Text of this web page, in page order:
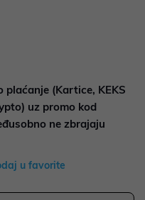
(Kartice, KEKS
uz promo kod
ne zbrajaju
u favorite